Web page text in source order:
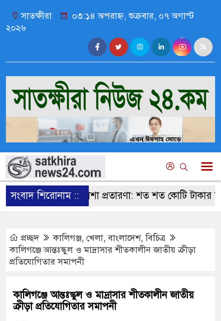
সাতক্ষীরা
০৩:১৪ অপরাহ্ন, শুক্রবার, ০৭ অগাস্ট
২০২৬
সংবাদ শিরোনাম ::
সর্বনাশা প্রতারণা: শত শত কোটি টাকার হিসেব
প্রচ্ছদ কালিগঞ্জ, খেলা,বাংলাদেশ,বিচিত্র
কালিগঞ্জে আন্তঃস্কুল ও মাদ্রাসার শীতকালীন জাতীয় ক্রীড়া
প্রতিযোগিতার সমাপনী
কালিগঞ্জে আন্তঃস্কুল ও মাদ্রাসার শীতকালীন জাতীয়
ক্রীড়া প্রতিযোগিতার সমাপনী